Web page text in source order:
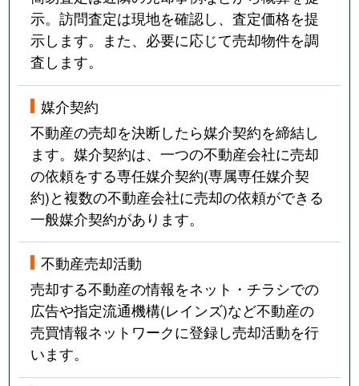
示。訪問査定は現地を確認し、査定価格を提
示します。また、必要に応じて売却物件を調
査します。
媒介契約
不動産の売却を決断したら媒介契約を締結し
ます。媒介契約は、一つの不動産会社に売却
の依頼をする専任媒介契約(専属専任媒介契
約)と複数の不動産会社に売却の依頼ができる
一般媒介契約があります。
不動産売却活動
売却する不動産の情報をネット・チラシでの
広告や指定流通機構(レインズ)など不動産の
売買情報ネットワークに登録し売却活動を行
います。